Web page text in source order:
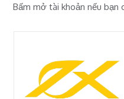
Bấm mở tài khoản nếu bạn